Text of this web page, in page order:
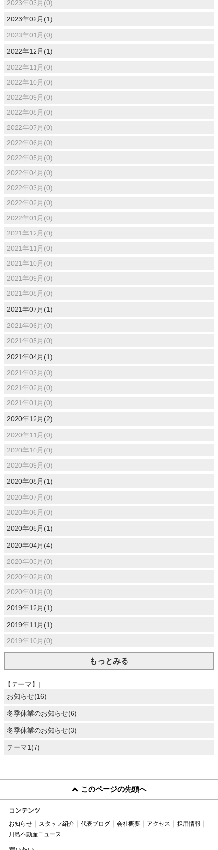
2023年03月(0)
2023年02月(1)
2023年01月(0)
2022年12月(1)
2022年11月(0)
2022年10月(0)
2022年09月(0)
2022年08月(0)
2022年07月(0)
2022年06月(0)
2022年05月(0)
2022年04月(0)
2022年03月(0)
2022年02月(0)
2022年01月(0)
2021年12月(0)
2021年11月(0)
2021年10月(0)
2021年09月(0)
2021年08月(0)
2021年07月(1)
2021年06月(0)
2021年05月(0)
2021年04月(1)
2021年03月(0)
2021年02月(0)
2021年01月(0)
2020年12月(2)
2020年11月(0)
2020年10月(0)
2020年09月(0)
2020年08月(1)
2020年07月(0)
2020年06月(0)
2020年05月(1)
2020年04月(4)
2020年03月(0)
2020年02月(0)
2020年01月(0)
2019年12月(1)
2019年11月(1)
2019年10月(0)
もっとみる
【テーマ】|
お知らせ(16)
冬季休業のお知らせ(6)
冬季休業のお知らせ(3)
テーマ1(7)
このページの先頭へ
コンテンツ
お知らせ スタッフ紹介 代表ブログ 会社概要 アクセス
採用情報
川島不動産ニュース